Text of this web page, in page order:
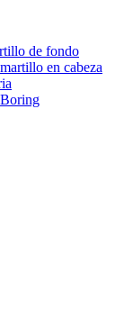
de fondo
en cabeza